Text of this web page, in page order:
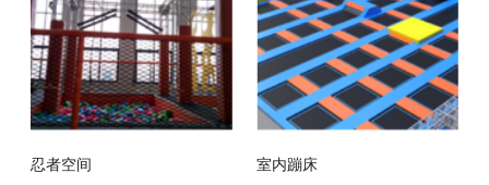
忍者空间 室内蹦床